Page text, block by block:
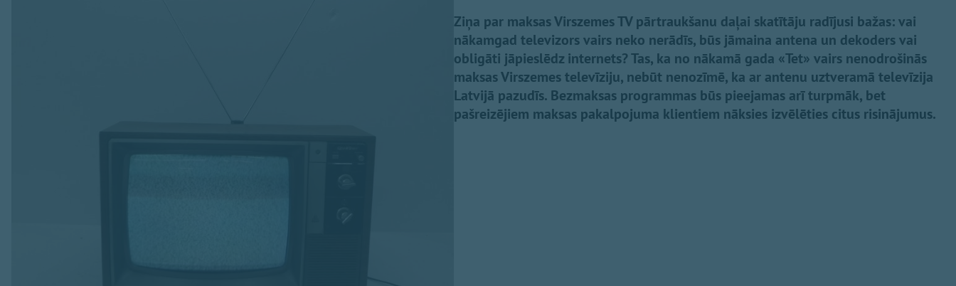
Ziņa par maksas Virszemes TV pārtraukšanu daļai skatītāju radījusi bažas: vai
nākamgad televizors vairs neko nerādīs, būs jāmaina antena un dekoders vai
obligāti jāpieslēdz internets? Tas, ka no nākamā gada «Tet» vairs nenodrošinās
maksas Virszemes televīziju, nebūt nenozīmē, ka ar antenu uztveramā televīzija
Latvijā pazudīs. Bezmaksas programmas būs pieejamas arī turpmāk, bet
pašreizējiem maksas pakalpojuma klientiem nāksies izvēlēties citus risinājumus.